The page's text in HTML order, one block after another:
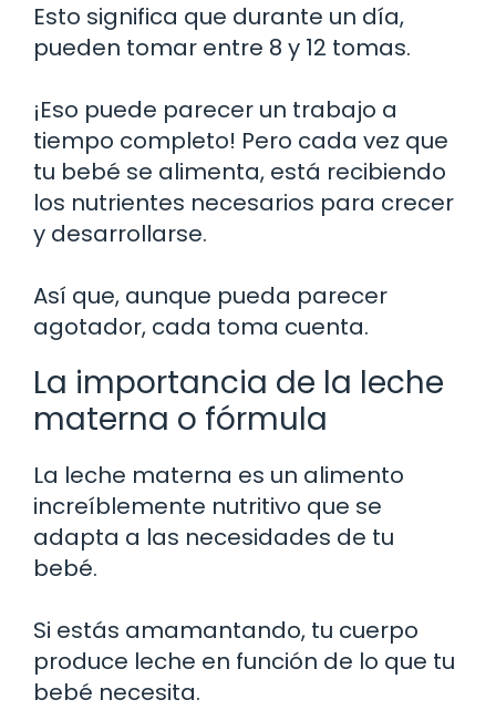
Esto significa que durante un día,
pueden tomar entre 8 y 12 tomas.
¡Eso puede parecer un trabajo a
tiempo completo! Pero cada vez que
tu bebé se alimenta, está recibiendo
los nutrientes necesarios para crecer
y desarrollarse.
Así que, aunque pueda parecer
agotador, cada toma cuenta.
La importancia de la leche
materna o fórmula
La leche materna es un alimento
increíblemente nutritivo que se
adapta a las necesidades de tu
bebé.
Si estás amamantando, tu cuerpo
produce leche en función de lo que tu
bebé necesita.